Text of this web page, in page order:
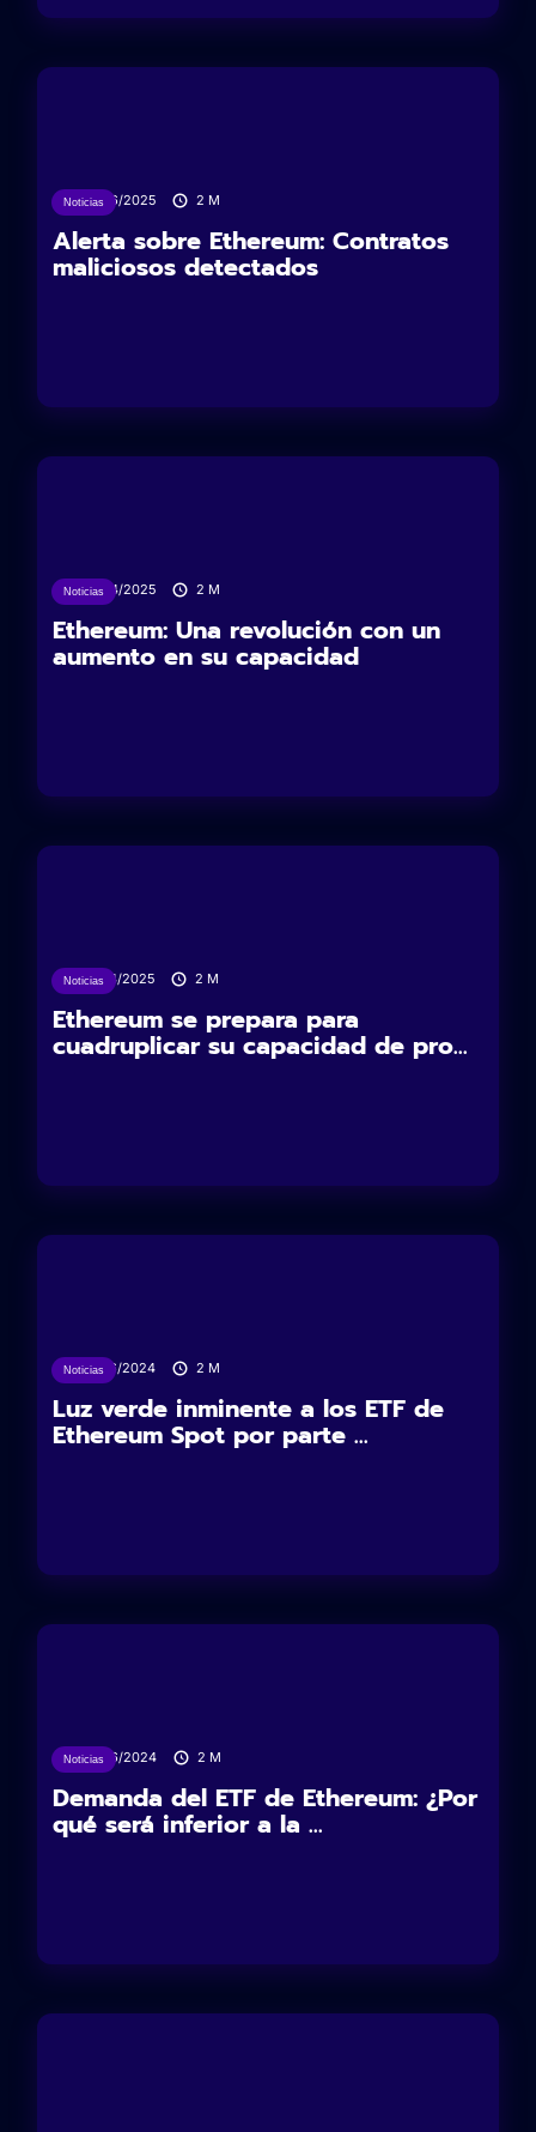
Noticias
02/06/2025 2 M
Alerta sobre Ethereum: Contratos
maliciosos detectados
Noticias
28/04/2025 2 M
Ethereum: Una revolución con un
aumento en su capacidad
Noticias
25/04/2025 2 M
Ethereum se prepara para
cuadruplicar su capacidad de pro...
Noticias
27/06/2024 2 M
Luz verde inminente a los ETF de
Ethereum Spot por parte ...
Noticias
26/06/2024 2 M
Demanda del ETF de Ethereum: ¿Por
qué será inferior a la ...